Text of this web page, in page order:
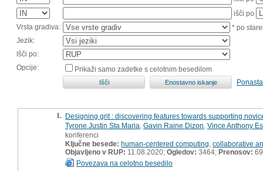
išči po
Vrsta gradiva:
* po
Jezik:
Išči po:
Opcije:
Prikaži samo zadetke s celotnim besedilom
1. Designing grit : discovering features towards supporting
Tyrone Justin Sta Maria Gavin Raine Dizon Vince Anthony
konferenci
Ključne besede: human-centered computing collaborative
Objavljeno v RUP: 11.08.2020; Ogledov: 3464; Prenosov: 69
Povezava na celotno besedilo